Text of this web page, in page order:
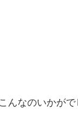
んなのいかが